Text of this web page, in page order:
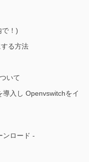
で！)
る方法
いて
入し Openvswitchをイ
ンロード -